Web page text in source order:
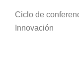
Ciclo de
Innovación